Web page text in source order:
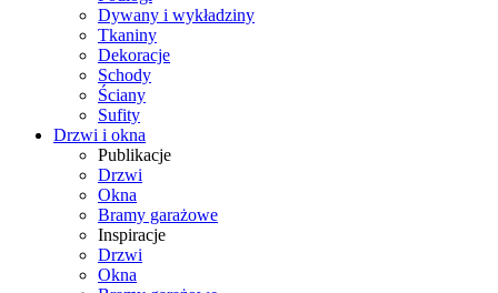
Dywany i wykładziny
Tkaniny
Dekoracje
Schody
Ściany
Sufity
Drzwi i okna
Publikacje
Drzwi
Okna
Bramy garażowe
Inspiracje
Drzwi
Okna